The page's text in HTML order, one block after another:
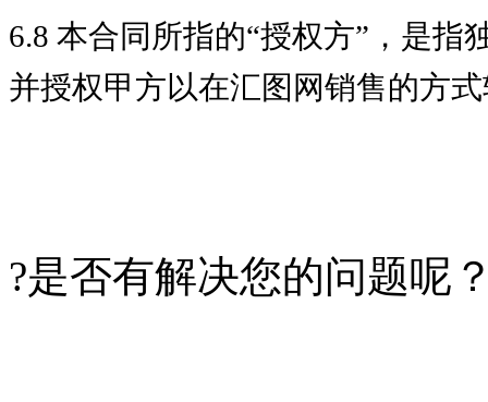
6.8 本合同所指的“授权方”，是
并授权甲方以在汇图网销售的方
?是否有解决您的问题呢